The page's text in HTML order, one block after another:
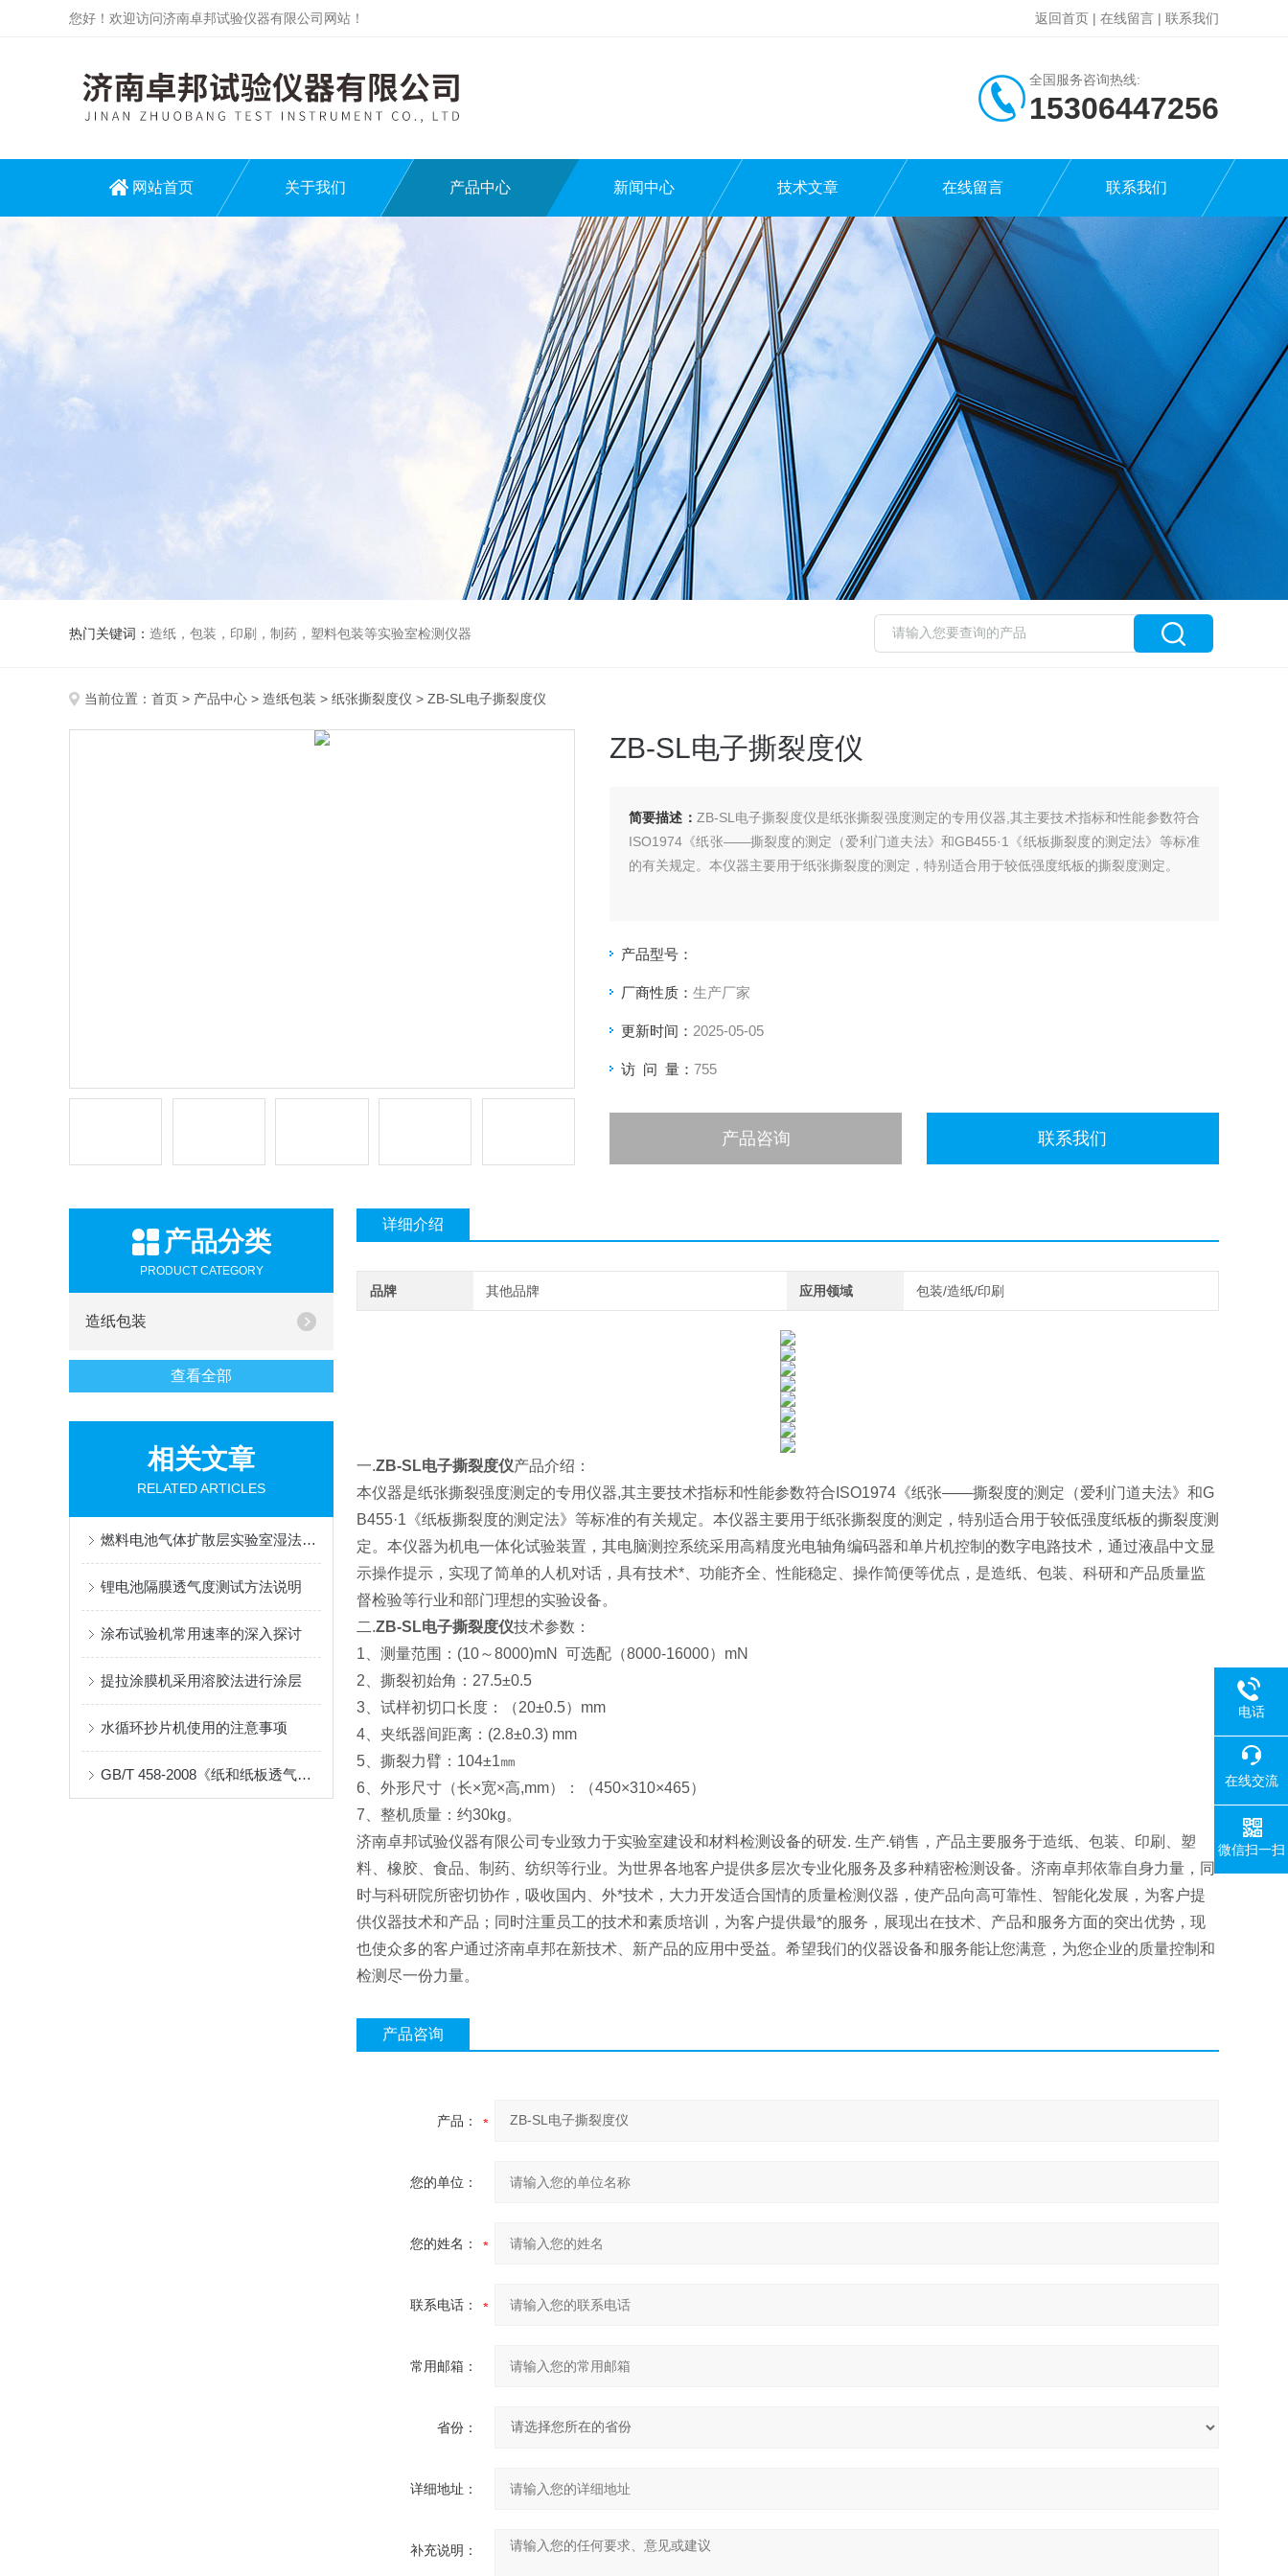
您好！欢迎访问济南卓邦试验仪器有限公司网站！ 返回首页 | 在线留言 | 联系我们
全国服务咨询热线:
15306447256
网站首页 关于我们 产品中心 新闻中心 技术文章 在线留言 联系我们
热门关键词： 造纸，包装，印刷，制药，塑料包装等实验室检测仪器
当前位置： 首页 > 产品中心 > 造纸包装 > 纸张撕裂度仪 > ZB-SL电子撕裂度仪
ZB-SL电子撕裂度仪
简要描述： ZB-SL电子撕裂度仪是纸张撕裂强度测定的专用仪器,其主要技术指标和性能参数符合
ISO1974《纸张——撕裂度的测定（爱利门道夫法》和GB455·1《纸板撕裂度的测定法》等标准
的有关规定。本仪器主要用于纸张撕裂度的测定，特别适合用于较低强度纸板的撕裂度测定。
产品型号：
厂商性质： 生产厂家
更新时间： 2025-05-05
访 问 量： 755
产品咨询 联系我们
产品分类
PRODUCT CATEGORY
造纸包装
查看全部
相关文章
RELATED ARTICLES
燃料电池气体扩散层实验室湿法成型设备
锂电池隔膜透气度测试方法说明
涂布试验机常用速率的深入探讨
提拉涂膜机采用溶胶法进行涂层
水循环抄片机使用的注意事项
GB/T 458-2008《纸和纸板透气度的测定》标准解读及AT-TQ-11测试仪应用
详细介绍
品牌 其他品牌 应用领域 包装/造纸/印刷
一.ZB-SL电子撕裂度仪产品介绍：
本仪器是纸张撕裂强度测定的专用仪器,其主要技术指标和性能参数符合ISO1974《纸张——撕裂度的测定（爱利门道夫法》和G
B455·1《纸板撕裂度的测定法》等标准的有关规定。本仪器主要用于纸张撕裂度的测定，特别适合用于较低强度纸板的撕裂度测
定。本仪器为机电一体化试验装置，其电脑测控系统采用高精度光电轴角编码器和单片机控制的数字电路技术，通过液晶中文显
示操作提示，实现了简单的人机对话，具有技术*、功能齐全、性能稳定、操作简便等优点，是造纸、包装、科研和产品质量监
督检验等行业和部门理想的实验设备。
二.ZB-SL电子撕裂度仪技术参数：
1、测量范围： (10～8000)mN 可选配（8000-16000） mN
2、撕裂初始角：27.5±0.5
3、试样初切口长度：（20±0.5）mm
4、夹纸器间距离：(2.8±0.3) mm
5、撕裂力臂：104±1㎜
6、外形尺寸（长×宽×高,mm）：（450×310×465）
7、整机质量：约30kg。
济南卓邦试验仪器有限公司专业致力于实验室建设和材料检测设备的研发. 生产.销售，产品主要服务于造纸、包装、印刷、塑
料、橡胶、食品、制药、纺织等行业。为世界各地客户提供多层次专业化服务及多种精密检测设备。济南卓邦依靠自身力量，同
时与科研院所密切协作，吸收国内、外*技术，大力开发适合国情的质量检测仪器，使产品向高可靠性、智能化发展，为客户提
供仪器技术和产品；同时注重员工的技术和素质培训，为客户提供最*的服务，展现出在技术、产品和服务方面的突出优势，现
也使众多的客户通过济南卓邦在新技术、新产品的应用中受益。希望我们的仪器设备和服务能让您满意，为您企业的质量控制和
检测尽一份力量。
产品咨询
产品：
您的单位：
您的姓名：
联系电话：
常用邮箱：
省份：
详细地址：
补充说明：
电话
在线交流
微信扫一扫